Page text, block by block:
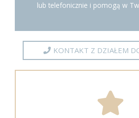
lub telefonicznie i pomogą w
KONTAKT Z DZIAŁEM